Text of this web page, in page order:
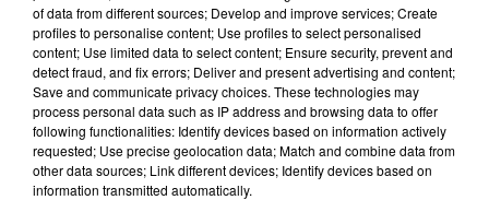
29 juillet 2026
GAGNEZ VOTRE SÉJOUR AU CENTER
PARCS DU LAC D’AILETTE AVEC
CHAMPAGNE FM
of data from different sources; Develop and improve services; Create
profiles to personalise content; Use profiles to select personalised
content; Use limited data to select content; Ensure security, prevent and
detect fraud, and fix errors; Deliver and present advertising and content;
Save and communicate privacy choices. These technologies may
process personal data such as IP address and browsing data to offer
following functionalities: Identify devices based on information actively
requested; Use precise geolocation data; Match and combine data from
other data sources; Link different devices; Identify devices based on
information transmitted automatically.